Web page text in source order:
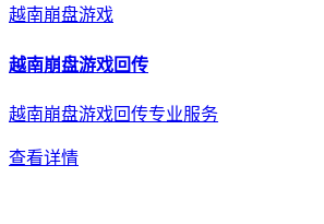
越南崩盘游戏
越南崩盘游戏回传
越南崩盘游戏回传专业服务
查看详情